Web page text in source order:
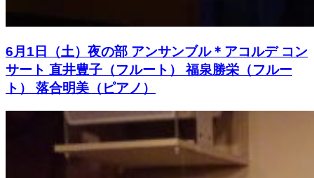
6月1日（土）夜の部 アンサンブル＊アコルデ コン
サート 直井豊子（フルート） 福泉勝栄（フルー
ト） 落合明美（ピアノ）